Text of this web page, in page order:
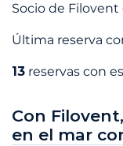
Socio de Filovent
Última reserva
13 reservas con
Con
en el mar